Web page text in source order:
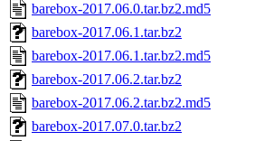
barebox-2017.06.0.tar.bz2.md5
barebox-2017.06.1.tar.bz2
barebox-2017.06.1.tar.bz2.md5
barebox-2017.06.2.tar.bz2
barebox-2017.06.2.tar.bz2.md5
barebox-2017.07.0.tar.bz2